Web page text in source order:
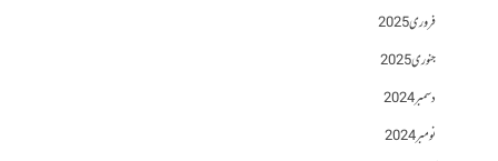
فروری 2025
جنوری 2025
دسمبر 2024
نومبر 2024